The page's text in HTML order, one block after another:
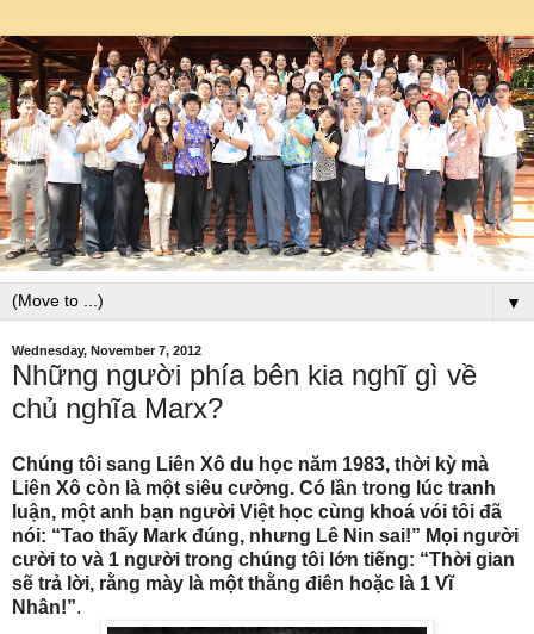
▼
Wednesday, November 7, 2012
Những người phía bên kia nghĩ gì về
chủ nghĩa Marx?
Chúng tôi sang Liên Xô du học năm 1983, thời kỳ mà
Liên Xô còn là một siêu cường. Có lần trong lúc tranh
luận, một anh bạn người Việt học cùng khoá vói tôi đã
nói: “Tao thấy Mark đúng, nhưng Lê Nin sai!” Mọi người
cười to và 1 người trong chúng tôi lớn tiếng: “Thời gian
sẽ trả lời, rằng mày là một thằng điên hoặc là 1 Vĩ
Nhân!”.